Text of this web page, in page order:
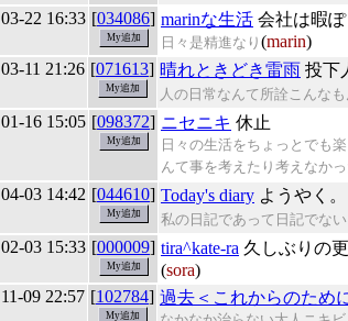
03-22 16:33 [034086] marinな生活 会社は暇ぽ
日々是精進なり (marin)
03-11 21:26 [071613] 晴れときどき雷雨 投下
人の日常なんて所詮こんなも
01-16 15:05 [098372] ニセニキ 休止
日々の生活をちょっとでも
んて事を考えたり考えなかっ
04-03 14:42 [044610] Today's diary ようやく。
私の日記であって日記でな
02-03 15:33 [000009] tira^kate-ra 久しぶりの
(sora)
11-09 22:57 [102784] 過去＜これからのため